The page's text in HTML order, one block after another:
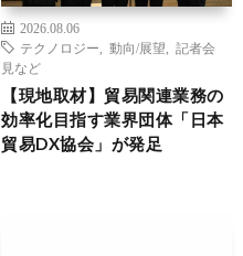
2026.08.06
テクノロジー
動向/展望
記者会
見など
【現地取材】貿易関連業務の
効率化目指す業界団体「日本
貿易DX協会」が発足